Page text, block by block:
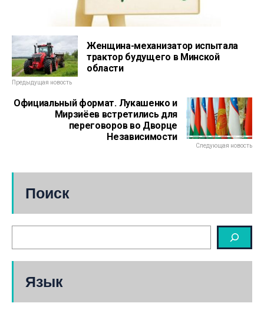
Женщина-механизатор испытала
трактор будущего в Минской
области
Предыдущая новость
Официальный формат. Лукашенко и
Мирзиёев встретились для
переговоров во Дворце
Независимости
Следующая новость
Поиск
Язык